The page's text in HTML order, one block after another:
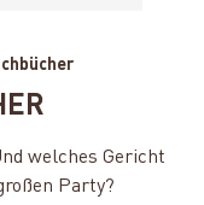
welches Gericht
Party?